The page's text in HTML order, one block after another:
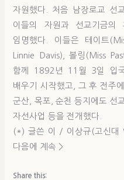
자원했다. 처음 남장로교 선
이들의 자원과 선교기금의
임명했다. 이들은 테이트
Linnie Davis), 볼링(Miss
함께 1892년 11월 3일 입
배우기 시작했고, 그 후 전주
군산, 목포, 순천 등지에도 선
자선사업 등을 전개했다.
(*) 글쓴 이 / 이상규(고신대
다음에 계속 >
Share this: